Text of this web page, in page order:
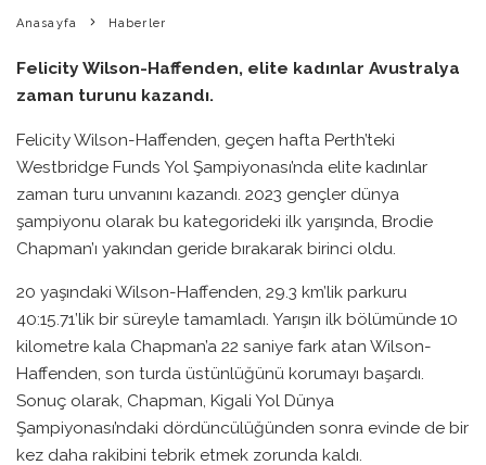
Anasayfa Haberler
Felicity Wilson-Haffenden, elite kadınlar Avustralya
zaman turunu kazandı.
Felicity Wilson-Haffenden, geçen hafta Perth’teki
Westbridge Funds Yol Şampiyonası’nda elite kadınlar
zaman turu unvanını kazandı. 2023 gençler dünya
şampiyonu olarak bu kategorideki ilk yarışında, Brodie
Chapman’ı yakından geride bırakarak birinci oldu.
20 yaşındaki Wilson-Haffenden, 29.3 km’lik parkuru
40:15.71’lik bir süreyle tamamladı. Yarışın ilk bölümünde 10
kilometre kala Chapman’a 22 saniye fark atan Wilson-
Haffenden, son turda üstünlüğünü korumayı başardı.
Sonuç olarak, Chapman, Kigali Yol Dünya
Şampiyonası’ndaki dördüncülüğünden sonra evinde de bir
kez daha rakibini tebrik etmek zorunda kaldı.